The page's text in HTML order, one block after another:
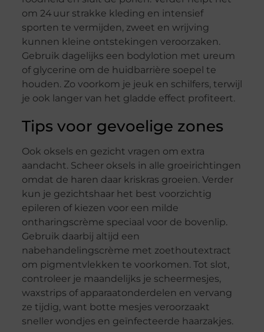
om 24 uur strakke kleding en intensief
sporten te vermijden, zweet en wrijving
kunnen kleine ontstekingen veroorzaken.
Gebruik dagelijks een bodylotion met ureum
of glycerine om de huidbarrière soepel te
houden. Zo voorkom je jeuk en schilfers, terwijl
je ook langer van het gladde effect profiteert.
Tips voor gevoelige zones
Ook oksels en gezicht vragen om extra
aandacht. Scheer oksels in alle groeirichtingen
omdat de haren daar kriskras groeien. Verder
kun je gezichtshaar het best voorzichtig
epileren of kiezen voor een milde
ontharingscrème speciaal voor de bovenlip.
Gebruik daarbij altijd een
nabehandelingscrème met zoethoutextract
om pigmentvlekken te voorkomen. Tot slot,
controleer je maandelijks je scheermesjes,
waxstrips of apparaatonderdelen en vervang
ze tijdig, want botte mesjes veroorzaakt
sneller wondjes en geïnfecteerde haarzakjes.